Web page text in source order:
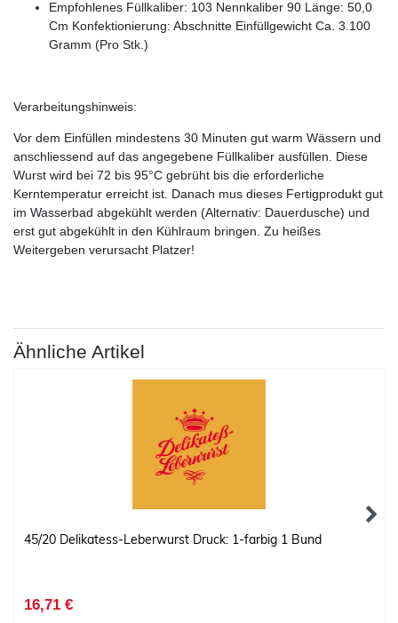
Empfohlenes Füllkaliber: 103 Nennkaliber 90 Länge: 50,0
Cm Konfektionierung: Abschnitte Einfüllgewicht Ca. 3.100
Gramm (Pro Stk.)
Verarbeitungshinweis:
Vor dem Einfüllen mindestens 30 Minuten gut warm Wässern und
anschliessend auf das angegebene Füllkaliber ausfüllen. Diese
Wurst wird bei 72 bis 95°C gebrüht bis die erforderliche
Kerntemperatur erreicht ist. Danach mus dieses Fertigprodukt gut
im Wasserbad abgekühlt werden (Alternativ: Dauerdusche) und
erst gut abgekühlt in den Kühlraum bringen. Zu heißes
Weitergeben verursacht Platzer!
Ähnliche Artikel
45/20 Delikatess-Leberwurst Druck: 1-farbig 1 Bund
16,71 €